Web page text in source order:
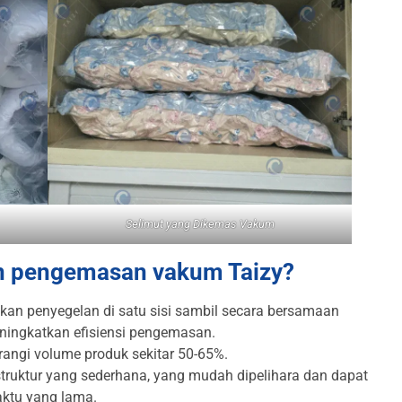
Selimut yang Dikemas Vakum
vakum Taizy?
penyegelan di satu sisi sambil secara bersamaan
efisiensi pengemasan.
volume produk sekitar 50-65%.
yang sederhana, yang mudah dipelihara dan dapat
yang lama.